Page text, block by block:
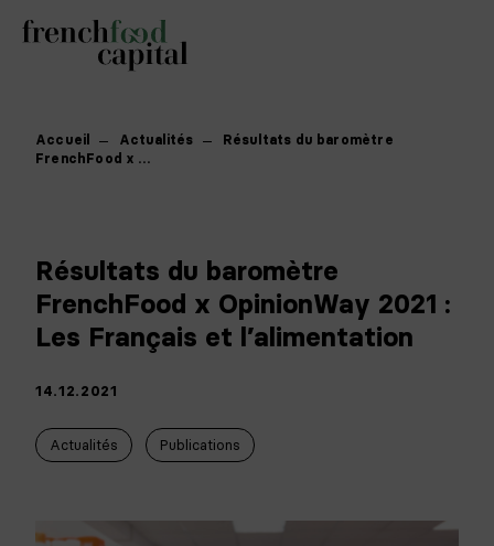
Accueil Actualités
Résultats du baromètre
FrenchFood x …
Résultats du baromètre
FrenchFood x OpinionWay 2021 :
Les Français et l’alimentation
14.12.2021
Actualités Publications